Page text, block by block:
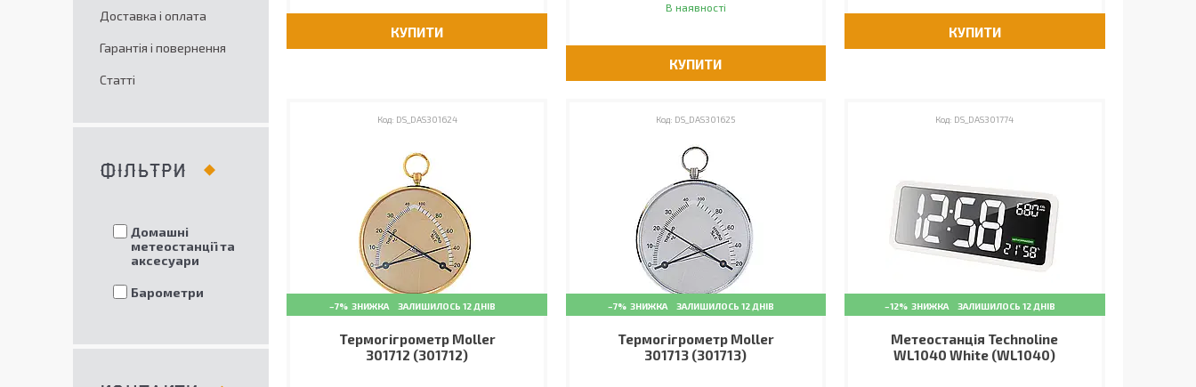
КУПИТИ
В наявності
КУПИТИ
КУПИТИ
DS_DAS301624
–7% ЗАЛИШИЛОСЬ 12 ДНІВ
Термогігрометр Moller
301712 (301712)
DS_DAS301625
–7% ЗАЛИШИЛОСЬ 12 ДНІВ
Термогігрометр Moller
301713 (301713)
DS_DAS301774
–12% ЗАЛИШИЛОСЬ 12 ДНІВ
Метеостанція Technoline
WL1040 White (WL1040)
Доставка і оплата
Гарантія і повернення
Статті
ФІЛЬТРИ
Домашні
метеостанції та
аксесуари
Барометри